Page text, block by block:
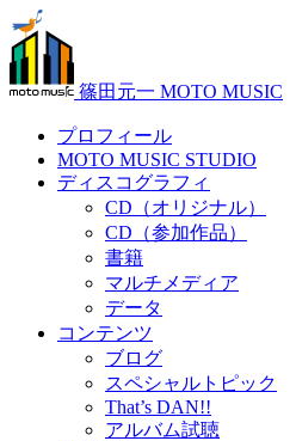
篠田元一 MOTO MUSIC
プロフィール
MOTO MUSIC STUDIO
ディスコグラフィ
CD（オリジナル）
CD（参加作品）
書籍
マルチメディア
データ
コンテンツ
ブログ
スペシャルトピック
That’s DAN!!
アルバム試聴